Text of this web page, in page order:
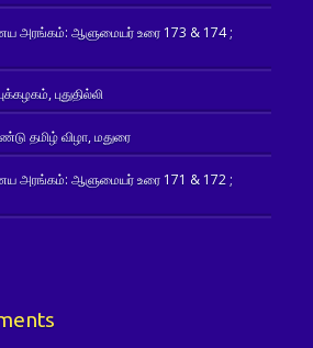
அரங்கம்: ஆளுமையர் உரை 173 & 174 ;
புதுதில்லி
தமிழ் விழா, மதுரை
அரங்கம்: ஆளுமையர் உரை 171 & 172 ;